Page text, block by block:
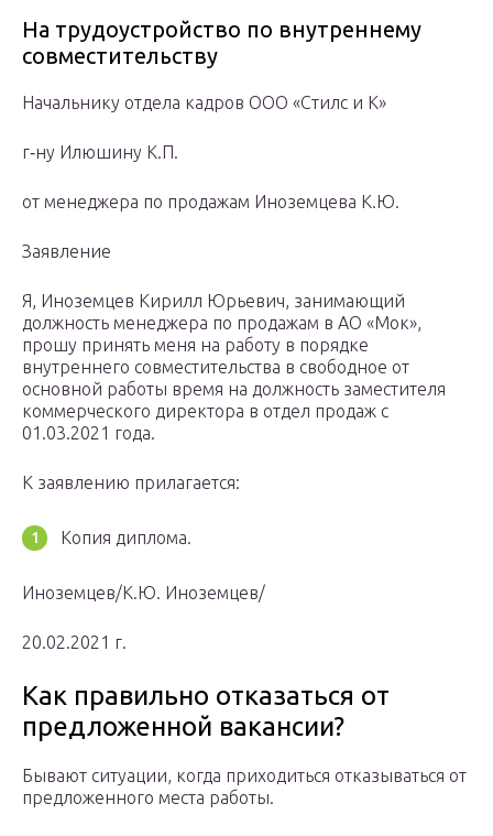
На трудоустройство по внутреннему
совместительству
Начальнику отдела кадров ООО «Стилс и К»
г‐ну Илюшину К.П.
от менеджера по продажам Иноземцева К.Ю.
Заявление
Я, Иноземцев Кирилл Юрьевич, занимающий
должность менеджера по продажам в АО «Мок»,
прошу принять меня на работу в порядке
внутреннего совместительства в свободное от
основной работы время на должность заместителя
коммерческого директора в отдел продаж с
01.03.2021 года.
К заявлению прилагается:
Копия диплома.
Иноземцев/К.Ю. Иноземцев/
20.02.2021 г.
Как правильно отказаться от
предложенной вакансии?
Бывают ситуации, когда приходиться отказываться от
предложенного места работы.